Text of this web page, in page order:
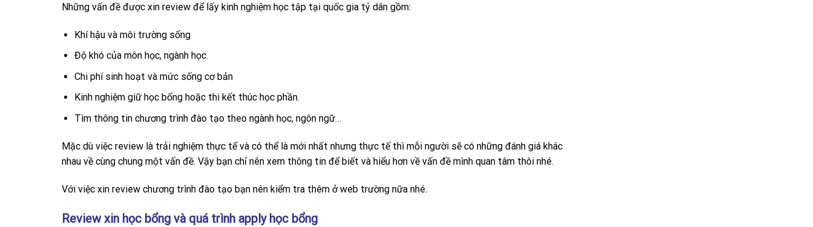
Những vấn đề được xin review để lấy kinh nghiệm học tập tại quốc gia tỷ dân gồm:
Khí hậu và môi trường sống
Độ khó của môn học, ngành học.
Chi phí sinh hoạt và mức sống cơ bản
Kinh nghiệm giữ học bổng hoặc thi kết thúc học phần.
Tìm thông tin chương trình đào tạo theo ngành học, ngôn ngữ…
Mặc dù việc review là trải nghiệm thực tế và có thể là mới nhất nhưng thực tế thì mỗi người sẽ có những đánh giá khác
nhau về cùng chung một vấn đề. Vậy bạn chỉ nên xem thông tin để biết và hiểu hơn về vấn đề mình quan tâm thôi nhé.
Với việc xin review chương trình đào tạo bạn nên kiểm tra thêm ở web trường nữa nhé.
Review xin học bổng và quá trình apply học bổng